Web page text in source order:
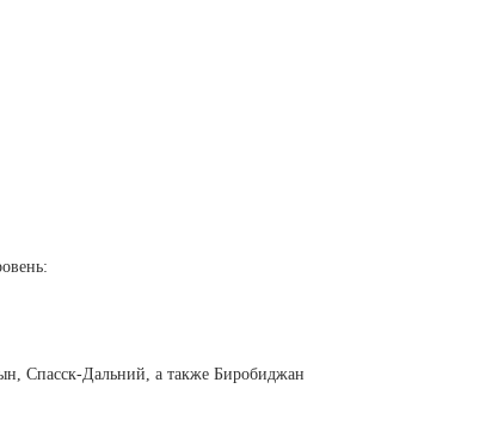
Спасск-Дальний, а также Биробиджан